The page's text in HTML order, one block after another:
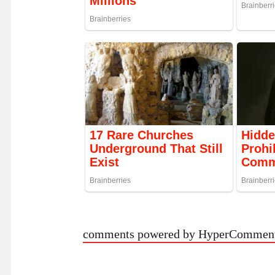
comments powered by